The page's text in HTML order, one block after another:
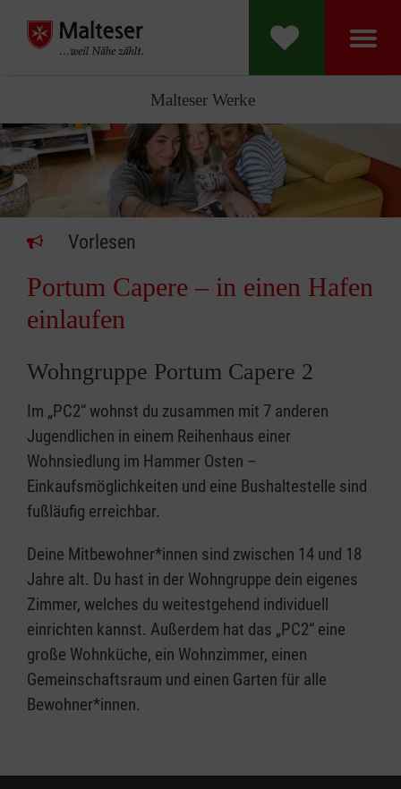
Malteser Werke
Vorlesen
Portum Capere – in einen Hafen
einlaufen
Wohngruppe Portum Capere 2
Im „PC2“ wohnst du zusammen mit 7 anderen
Jugendlichen in einem Reihenhaus einer
Wohnsiedlung im Hammer Osten –
Einkaufsmöglichkeiten und eine Bushaltestelle sind
fußläufig erreichbar.
Deine Mitbewohner*innen sind zwischen 14 und 18
Jahre alt. Du hast in der Wohngruppe dein eigenes
Zimmer, welches du weitestgehend individuell
einrichten kannst. Außerdem hat das „PC2“ eine
große Wohnküche, ein Wohnzimmer, einen
Gemeinschaftsraum und einen Garten für alle
Bewohner*innen.